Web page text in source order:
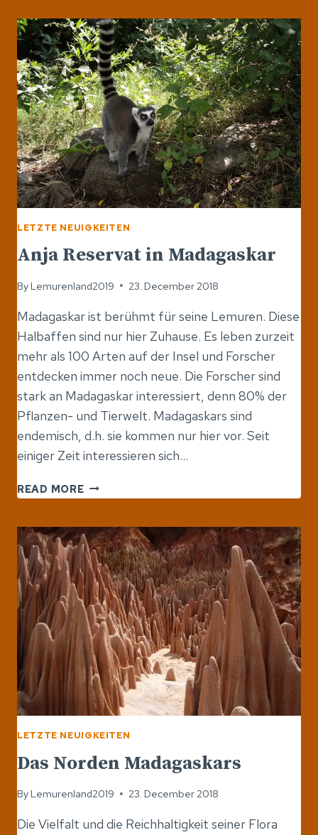
DIE
ENTWICKLUNG
DES
TOURISMUS
FÜR
DIE
REISESAISON
2018
LETZTE NEUIGKEITEN
Anja Reservat in Madagaskar
By Lemurenland2019 23. December 2018
Madagaskar ist berühmt für seine Lemuren. Diese
Halbaffen sind nur hier Zuhause. Es leben zurzeit
mehr als 100 Arten auf der Insel und Forscher
entdecken immer noch neue. Die Forscher sind
stark an Madagaskar interessiert, denn 80% der
Pflanzen- und Tierwelt. Madagaskars sind
endemisch, d.h. sie kommen nur hier vor. Seit
einiger Zeit interessieren sich…
READ MOREANJA
RESERVAT
MADAGASKAR
LETZTE NEUIGKEITEN
Das Norden Madagaskars
By Lemurenland2019 23. December 2018
Die Vielfalt und die Reichhaltigkeit seiner Flora